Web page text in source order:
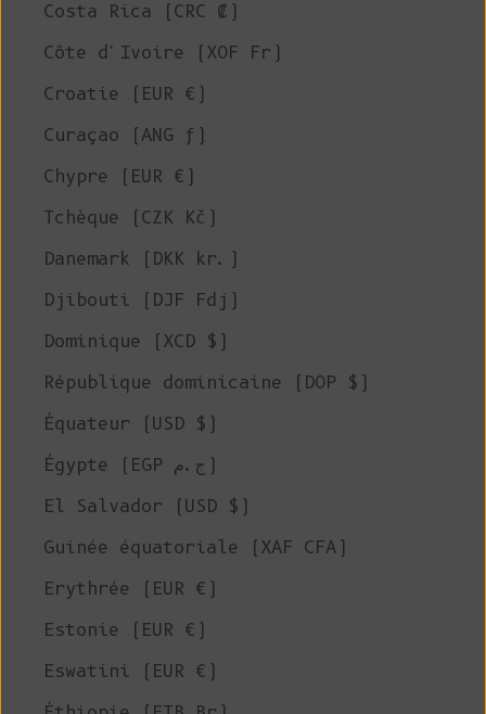
Costa Rica (CRC ₡)
Côte d'Ivoire (XOF Fr)
Croatie (EUR €)
Curaçao (ANG ƒ)
Chypre (EUR €)
Tchèque (CZK Kč)
Danemark (DKK kr.)
Djibouti (DJF Fdj)
Dominique (XCD $)
République dominicaine (DOP $)
Équateur (USD $)
Égypte (EGP ج.م)
El Salvador (USD $)
Guinée équatoriale (XAF CFA)
Erythrée (EUR €)
Estonie (EUR €)
Eswatini (EUR €)